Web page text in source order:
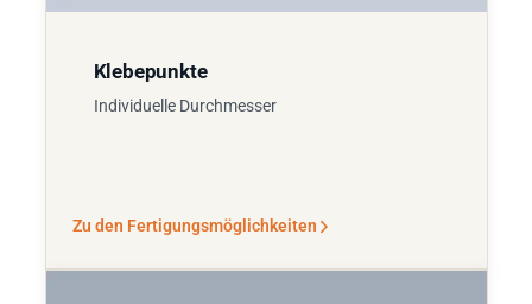
Klebepunkte
Individuelle Durchmesser
Zu den Fertigungsmöglichkeiten